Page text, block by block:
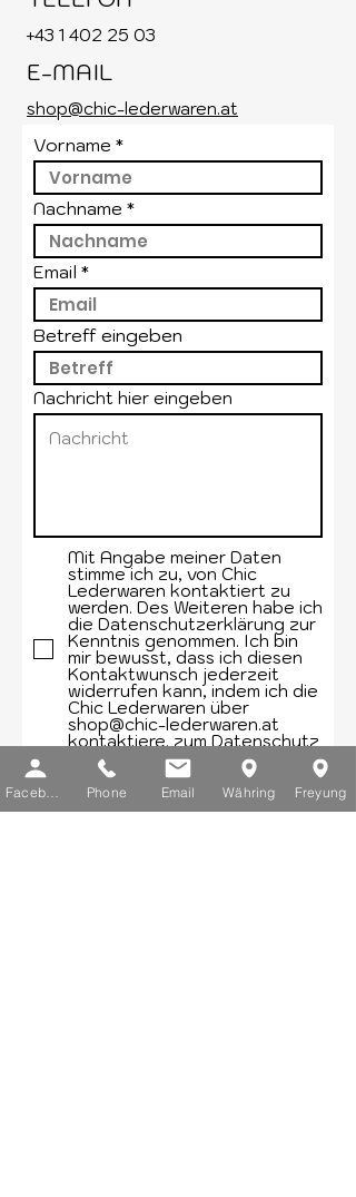
+43 1 402 25 03
E-MAIL
shop@chic-lederwaren.at
Vorname
Nachname
Email
Betreff eingeben
Nachricht hier eingeben
Mit Angabe meiner Daten
stimme ich zu, von Chic
Lederwaren kontaktiert zu
werden. Des Weiteren habe ich
die Datenschutzerklärung zur
Kenntnis genommen. Ich bin
mir bewusst, dass ich diesen
Kontaktwunsch jederzeit
widerrufen kann, indem ich die
Chic Lederwaren über
shop@chic-lederwaren.at
kontaktiere. zum Datenschutz
Chic Newsletter abonnieren
ABSCHICKEN
Phone Email Währing Freyung